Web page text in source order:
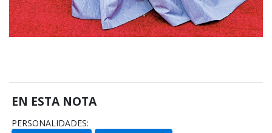
EN ESTA NOTA
PERSONALIDADES: